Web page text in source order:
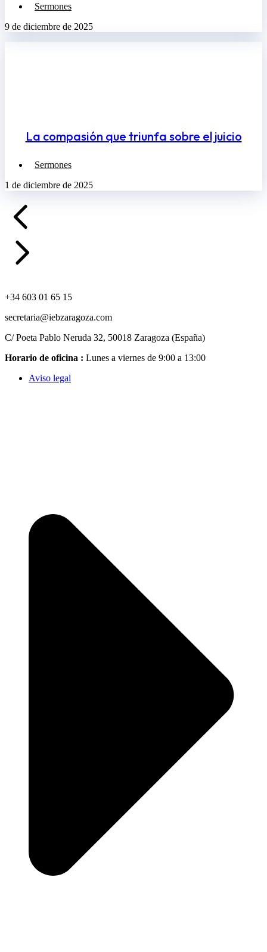
Sermones
9 de diciembre de 2025
La compasión que triunfa sobre el juicio
Sermones
1 de diciembre de 2025
+34 603 01 65 15
secretaria@iebzaragoza.com
C/ Poeta Pablo Neruda 32, 50018 Zaragoza (España)
Horario de oficina : Lunes a viernes de 9:00 a 13:00
Aviso legal